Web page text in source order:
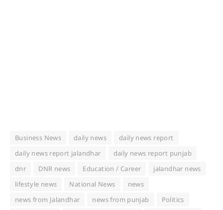
Business News daily news
daily news report
daily news report jalandhar
daily news report punjab
dnr
DNR news Education / Career
jalandhar news
lifestyle news
National News
news
news from Jalandhar
news from punjab
Politics